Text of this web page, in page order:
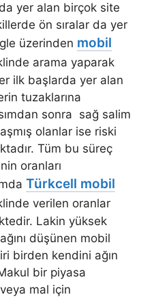
yer alan birçok site
ön sıralar da yer
üzerinden mobil
arama yaparak
ilk başlarda yer alan
tuzaklarına
sonra sağ salim
olanlar ise riski
Tüm bu süreç
oranları
Türkcell mobil
verilen oranlar
Lakin yüksek
düşünen mobil
birden kendini ağın
bir piyasa
mal için